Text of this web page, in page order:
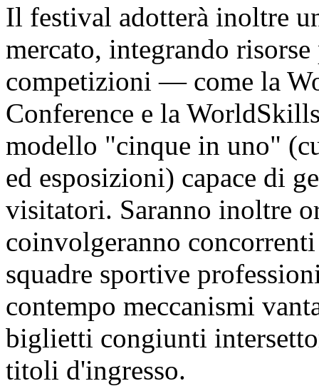
Il festival adotterà inoltre
mercato, integrando
competizioni — come la
Conference e la
modello "cinque in uno"
ed esposizioni) capace di
visitatori. Saranno inoltre
coinvolgeranno
squadre sportive
contempo meccanismi
biglietti congiunti
titoli d'ingresso.